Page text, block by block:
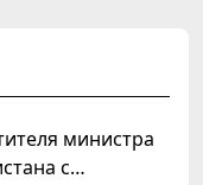
министра
с